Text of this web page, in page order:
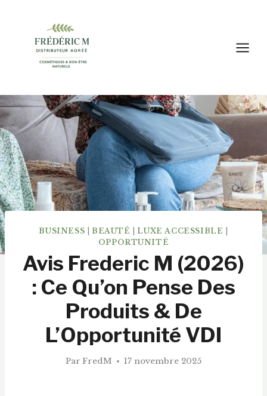
contenu
BUSINESS BEAUTÉ LUXE ACCESSIBLE
OPPORTUNITÉ
Avis Frederic M (2026)
: Ce Qu’on Pense Des
Produits & De
L’Opportunité VDI
Par FredM 17 novembre 2025